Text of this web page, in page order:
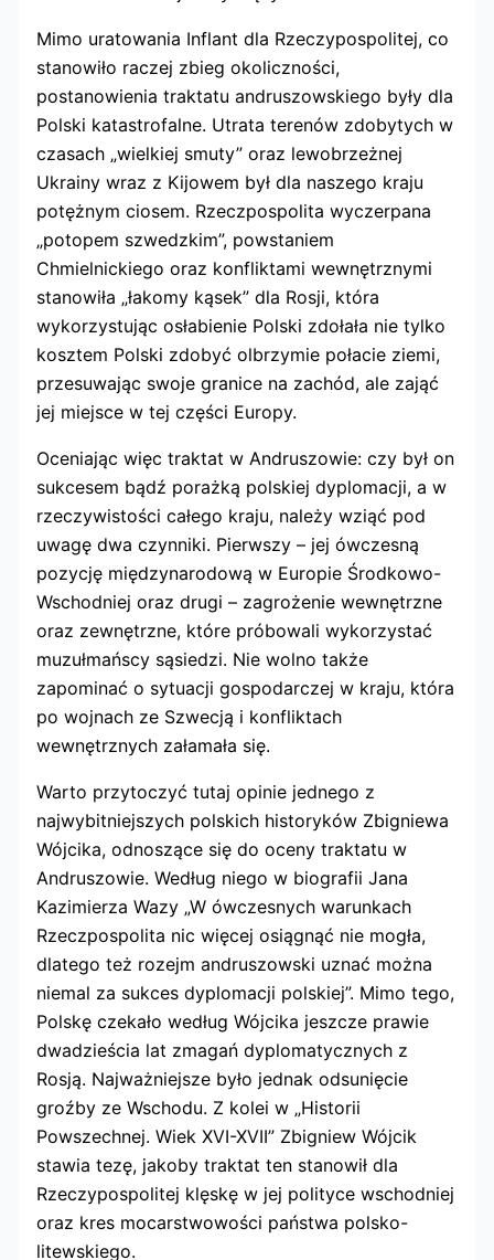
Mimo uratowania Inflant dla Rzeczypospolitej, co
stanowiło raczej zbieg okoliczności,
postanowienia traktatu andruszowskiego były dla
Polski katastrofalne. Utrata terenów zdobytych w
czasach „wielkiej smuty” oraz lewobrzeżnej
Ukrainy wraz z Kijowem był dla naszego kraju
potężnym ciosem. Rzeczpospolita wyczerpana
„potopem szwedzkim”, powstaniem
Chmielnickiego oraz konfliktami wewnętrznymi
stanowiła „łakomy kąsek” dla Rosji, która
wykorzystując osłabienie Polski zdołała nie tylko
kosztem Polski zdobyć olbrzymie połacie ziemi,
przesuwając swoje granice na zachód, ale zająć
jej miejsce w tej części Europy.
Oceniając więc traktat w Andruszowie: czy był on
sukcesem bądź porażką polskiej dyplomacji, a w
rzeczywistości całego kraju, należy wziąć pod
uwagę dwa czynniki. Pierwszy – jej ówczesną
pozycję międzynarodową w Europie Środkowo-
Wschodniej oraz drugi – zagrożenie wewnętrzne
oraz zewnętrzne, które próbowali wykorzystać
muzułmańscy sąsiedzi. Nie wolno także
zapominać o sytuacji gospodarczej w kraju, która
po wojnach ze Szwecją i konfliktach
wewnętrznych załamała się.
Warto przytoczyć tutaj opinie jednego z
najwybitniejszych polskich historyków Zbigniewa
Wójcika, odnoszące się do oceny traktatu w
Andruszowie. Według niego w biografii Jana
Kazimierza Wazy „W ówczesnych warunkach
Rzeczpospolita nic więcej osiągnąć nie mogła,
dlatego też rozejm andruszowski uznać można
niemal za sukces dyplomacji polskiej”. Mimo tego,
Polskę czekało według Wójcika jeszcze prawie
dwadzieścia lat zmagań dyplomatycznych z
Rosją. Najważniejsze było jednak odsunięcie
groźby ze Wschodu. Z kolei w „Historii
Powszechnej. Wiek XVI-XVII” Zbigniew Wójcik
stawia tezę, jakoby traktat ten stanowił dla
Rzeczypospolitej klęskę w jej polityce wschodniej
oraz kres mocarstwowości państwa polsko-
litewskiego.